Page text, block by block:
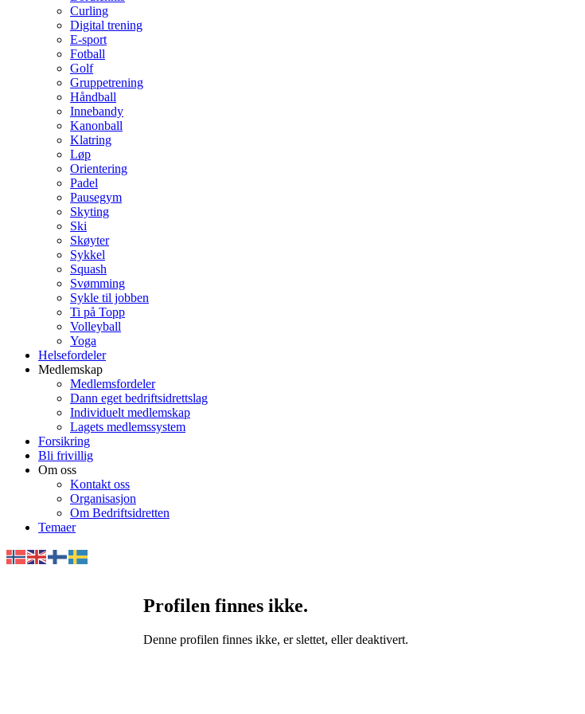
Curling
Digital trening
E-sport
Fotball
Golf
Gruppetrening
Håndball
Innebandy
Kanonball
Klatring
Løp
Orientering
Padel
Pausegym
Skyting
Ski
Skøyter
Sykkel
Squash
Svømming
Sykle til jobben
Ti på Topp
Volleyball
Yoga
Helsefordeler
Medlemskap
Medlemsfordeler
Dann eget bedriftsidrettslag
Individuelt medlemskap
Lagets medlemssystem
Forsikring
Bli frivillig
Om oss
Kontakt oss
Organisasjon
Om Bedriftsidretten
Temaer
Profilen finnes ikke.
Denne profilen finnes ikke, er slettet, eller deaktivert.